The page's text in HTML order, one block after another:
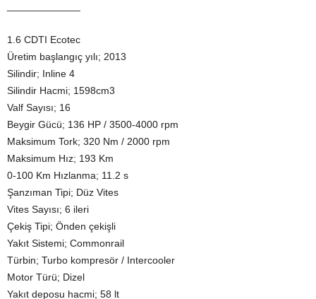
1.6 CDTI Ecotec
Üretim başlangıç yılı; 2013
Silindir; Inline 4
Silindir Hacmi; 1598cm3
Valf Sayısı; 16
Beygir Gücü; 136 HP / 3500-4000 rpm
Maksimum Tork; 320 Nm / 2000 rpm
Maksimum Hız; 193 Km
0-100 Km Hızlanma; 11.2 s
Şanzıman Tipi; Düz Vites
Vites Sayısı; 6 ileri
Çekiş Tipi; Önden çekişli
Yakıt Sistemi; Commonrail
Türbin; Turbo kompresör / Intercooler
Motor Türü; Dizel
Yakıt deposu hacmi; 58 lt